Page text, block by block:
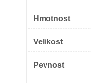
Hmotnost
Velikost
Pevnost